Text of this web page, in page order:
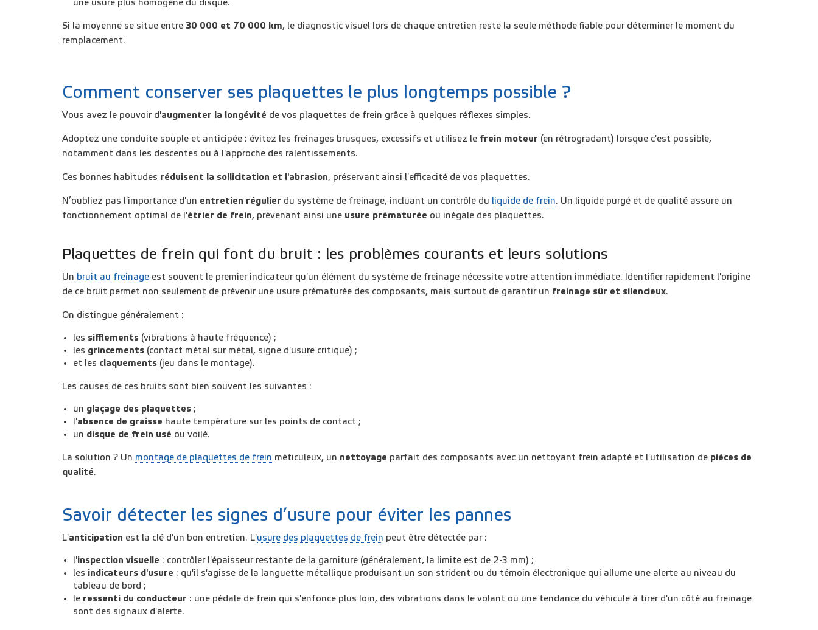
une usure plus homogène du disque.
Si la moyenne se situe entre 30 000 et 70 000 km, le diagnostic visuel lors de chaque entretien reste la seule méthode fiable pour déterminer le moment du
remplacement.
Comment conserver ses plaquettes le plus longtemps possible ?
Vous avez le pouvoir d'augmenter la longévité de vos plaquettes de frein grâce à quelques réflexes simples.
Adoptez une conduite souple et anticipée : évitez les freinages brusques, excessifs et utilisez le frein moteur (en rétrogradant) lorsque c'est possible,
notamment dans les descentes ou à l'approche des ralentissements.
Ces bonnes habitudes réduisent la sollicitation et l'abrasion, préservant ainsi l'efficacité de vos plaquettes.
N’oubliez pas l'importance d'un entretien régulier du système de freinage, incluant un contrôle du liquide de frein. Un liquide purgé et de qualité assure un
fonctionnement optimal de l'étrier de frein, prévenant ainsi une usure prématurée ou inégale des plaquettes.
Plaquettes de frein qui font du bruit : les problèmes courants et leurs solutions
Un bruit au freinage est souvent le premier indicateur qu'un élément du système de freinage nécessite votre attention immédiate. Identifier rapidement l'origine
de ce bruit permet non seulement de prévenir une usure prématurée des composants, mais surtout de garantir un freinage sûr et silencieux.
On distingue généralement :
les sifflements (vibrations à haute fréquence) ;
les grincements (contact métal sur métal, signe d'usure critique) ;
et les claquements (jeu dans le montage).
Les causes de ces bruits sont bien souvent les suivantes :
un glaçage des plaquettes ;
l'absence de graisse haute température sur les points de contact ;
un disque de frein usé ou voilé.
La solution ? Un montage de plaquettes de frein méticuleux, un nettoyage parfait des composants avec un nettoyant frein adapté et l'utilisation de pièces de
qualité.
Savoir détecter les signes d’usure pour éviter les pannes
L'anticipation est la clé d'un bon entretien. L'usure des plaquettes de frein peut être détectée par :
l'inspection visuelle : contrôler l'épaisseur restante de la garniture (généralement, la limite est de 2-3 mm) ;
les indicateurs d'usure : qu'il s'agisse de la languette métallique produisant un son strident ou du témoin électronique qui allume une alerte au niveau du
tableau de bord ;
le ressenti du conducteur : une pédale de frein qui s'enfonce plus loin, des vibrations dans le volant ou une tendance du véhicule à tirer d'un côté au freinage
sont des signaux d'alerte.